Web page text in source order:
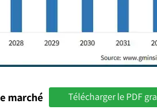
marché Télécharger le PDF